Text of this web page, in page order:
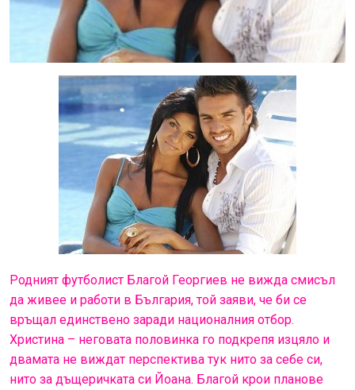
Родният футболист Благой Георгиев не вижда смисъл
да живее и работи в България, той заяви, че би се
връщал единствено заради националния отбор.
Христина – неговата половинка го подкрепя изцяло и
двамата не виждат перспектива тук нито за себе си,
нито за дъщеричката си Йоана. Благой крои планове